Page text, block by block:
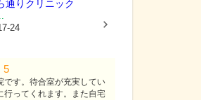
通りクリニック
24
5
です。待合室が充実してい
行ってくれます。また自宅